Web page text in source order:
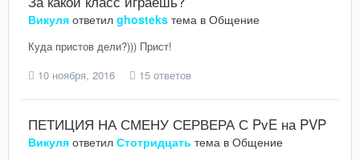
Викуля ответил ghosteks тема в Общение
Куда пристов дели?))) Прист!
10 ноября, 2016
15 ответов
ПЕТИЦИЯ НА СМЕНУ СЕРВЕРА С PvE на PVP
Викуля ответил Стотридцать тема в Общение